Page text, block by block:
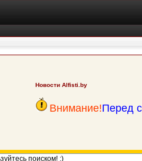
Новости Alfisti.by
Внимание!Перед